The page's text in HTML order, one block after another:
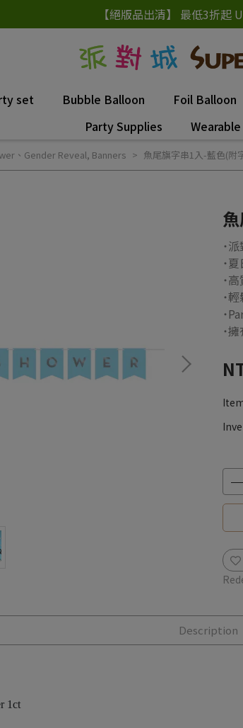
【絕版品出清】 最低3折起
set Bubble Balloon Foil Balloon
Party Supplies
Wearable
、Gender Reveal, Banners 魚尾旗字串1入-藍色(附
˙
˙
˙
˙
˙
Description
1ct